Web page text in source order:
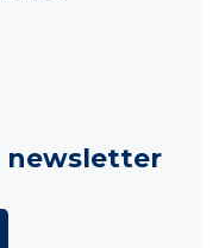
newsletter